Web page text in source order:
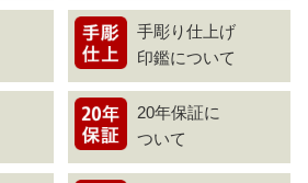
手彫り仕上げ
印鑑について
20年保証に
ついて